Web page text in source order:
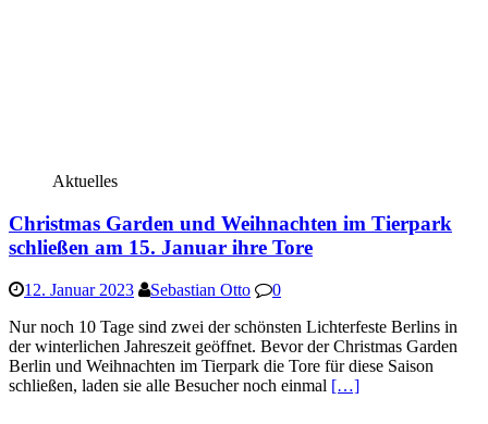
Aktuelles
Christmas Garden und Weihnachten im Tierpark
schließen am 15. Januar ihre Tore
12. Januar 2023 Sebastian Otto
0
Nur noch 10 Tage sind zwei der schönsten Lichterfeste Berlins in
der winterlichen Jahreszeit geöffnet. Bevor der Christmas Garden
Berlin und Weihnachten im Tierpark die Tore für diese Saison
schließen, laden sie alle Besucher noch einmal […]